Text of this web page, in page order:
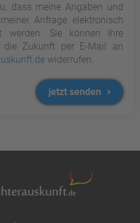
dass meine Angaben und
Anfrage elektronisch
werden. Sie können Ihre
die Zukunft per E-Mail an
widerrufen.
jetzt senden